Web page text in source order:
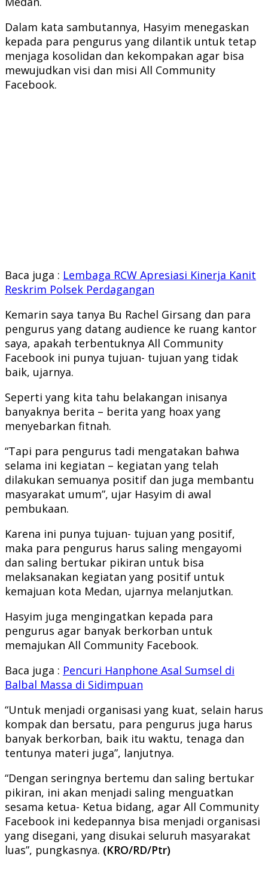
Dalam kata sambutannya, Hasyim menegaskan
kepada para pengurus yang dilantik untuk tetap
menjaga kosolidan dan kekompakan agar bisa
mewujudkan visi dan misi All Community
Facebook.
Baca juga : Lembaga RCW Apresiasi Kinerja Kanit
Reskrim Polsek Perdagangan
Kemarin saya tanya Bu Rachel Girsang dan para
pengurus yang datang audience ke ruang kantor
saya, apakah terbentuknya All Community
Facebook ini punya tujuan- tujuan yang tidak
baik, ujarnya.
Seperti yang kita tahu belakangan inisanya
banyaknya berita – berita yang hoax yang
menyebarkan fitnah.
“Tapi para pengurus tadi mengatakan bahwa
selama ini kegiatan – kegiatan yang telah
dilakukan semuanya positif dan juga membantu
masyarakat umum”, ujar Hasyim di awal
pembukaan.
Karena ini punya tujuan- tujuan yang positif,
maka para pengurus harus saling mengayomi
dan saling bertukar pikiran untuk bisa
melaksanakan kegiatan yang positif untuk
kemajuan kota Medan, ujarnya melanjutkan.
Hasyim juga mengingatkan kepada para
pengurus agar banyak berkorban untuk
memajukan All Community Facebook.
Baca juga : Pencuri Hanphone Asal Sumsel di
Balbal Massa di Sidimpuan
“Untuk menjadi organisasi yang kuat, selain harus
kompak dan bersatu, para pengurus juga harus
banyak berkorban, baik itu waktu, tenaga dan
tentunya materi juga”, lanjutnya.
“Dengan seringnya bertemu dan saling bertukar
pikiran, ini akan menjadi saling menguatkan
sesama ketua- Ketua bidang, agar All Community
Facebook ini kedepannya bisa menjadi organisasi
yang disegani, yang disukai seluruh masyarakat
luas”, pungkasnya. (KRO/RD/Ptr)